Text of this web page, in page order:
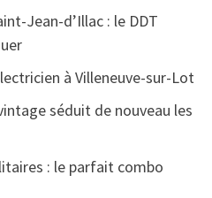
Jean-d’Illac : le DDT
à Villeneuve-sur-Lot
séduit de nouveau les
: le parfait combo